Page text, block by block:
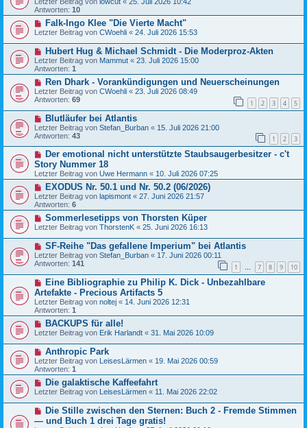
Antworten: 10
Falk-Ingo Klee "Die Vierte Macht"
Letzter Beitrag von CWoehli « 24. Juli 2026 15:53
Hubert Hug & Michael Schmidt - Die Moderproz-Akten
Letzter Beitrag von Mammut « 23. Juli 2026 15:00
Antworten: 1
Ren Dhark - Vorankündigungen und Neuerscheinungen
Letzter Beitrag von CWoehli « 23. Juli 2026 08:49
Antworten: 69 1 2 3 4 5
Blutläufer bei Atlantis
Letzter Beitrag von Stefan_Burban « 15. Juli 2026 21:00
Antworten: 43 1 2 3
Der emotional nicht unterstützte Staubsaugerbesitzer - c't
Story Nummer 18
Letzter Beitrag von Uwe Hermann « 10. Juli 2026 07:25
EXODUS Nr. 50.1 und Nr. 50.2 (06/2026)
Letzter Beitrag von lapismont « 27. Juni 2026 21:57
Antworten: 6
Sommerlesetipps von Thorsten Küper
Letzter Beitrag von ThorstenK « 25. Juni 2026 16:13
SF-Reihe "Das gefallene Imperium" bei Atlantis
Letzter Beitrag von Stefan_Burban « 17. Juni 2026 00:11
Antworten: 141 1 … 7 8 9 10
Eine Bibliographie zu Philip K. Dick - Unbezahlbare
Artefakte - Precious Artifacts 5
Letzter Beitrag von noltej « 14. Juni 2026 12:31
Antworten: 1
BACKUPS für alle!
Letzter Beitrag von Erik Harlandt « 31. Mai 2026 10:09
Anthropic Park
Letzter Beitrag von LeisesLärmen « 19. Mai 2026 00:59
Antworten: 1
Die galaktische Kaffeefahrt
Letzter Beitrag von LeisesLärmen « 11. Mai 2026 22:02
Die Stille zwischen den Sternen: Buch 2 - Fremde Stimmen
— und Buch 1 drei Tage gratis!